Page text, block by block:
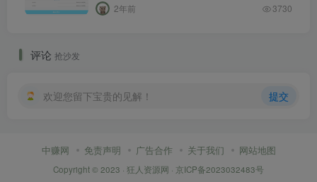
2年前 3730
评论 抢沙发
欢迎您留下宝贵的见解！ 提交
中赚网 免责声明 广告合作 关于我们 网站地图
Copyright © 2023 · 狂人资源网 · 京ICP备2023032483号